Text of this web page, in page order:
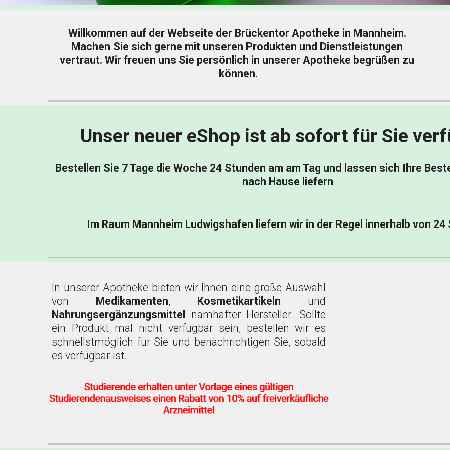
Willkommen auf der Webseite der Brückentor Apotheke in Mannheim.
Machen Sie sich gerne mit unseren Produkten und Dienstleistungen
vertraut. Wir freuen uns Sie persönlich in unserer Apotheke begrüßen zu
können.
Unser neuer eShop ist ab sofort für Sie
Bestellen Sie 7 Tage die Woche 24 Stunden am am Tag und lassen sich Ihre
nach Hause liefern
Im Raum Mannheim Ludwigshafen liefern wir in der Regel innerhalb von 24
In unserer Apotheke bieten wir Ihnen eine große Auswahl
von Medikamenten, Kosmetikartikeln und
Nahrungsergänzungsmittel namhafter Hersteller. Sollte
ein Produkt mal nicht verfügbar sein, bestellen wir es
schnellstmöglich für Sie und benachrichtigen Sie, sobald
es verfügbar ist.